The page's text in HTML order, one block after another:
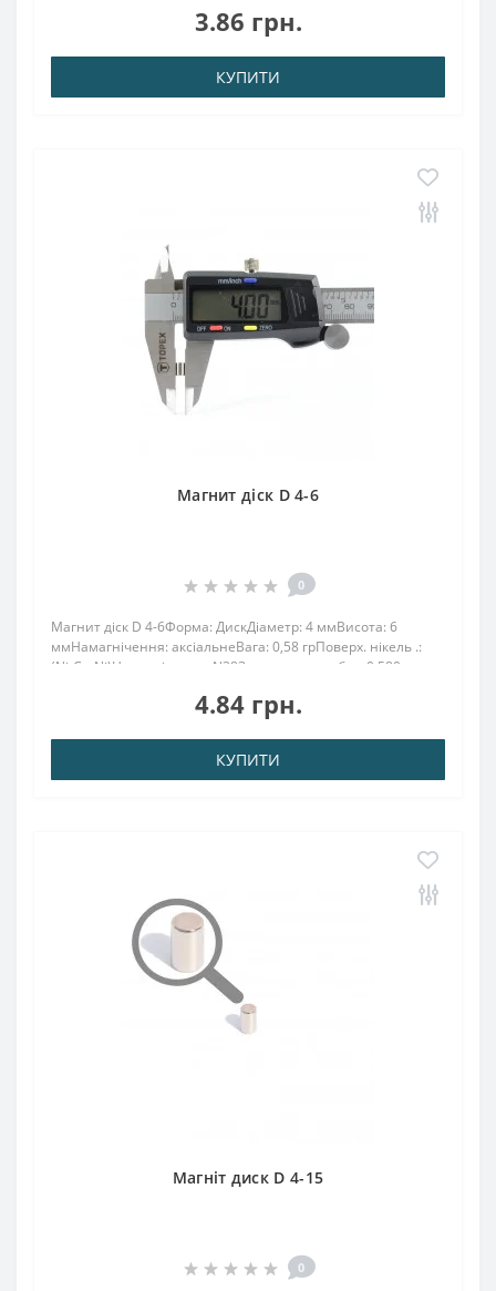
диск 4х4 мм тримає металеві реч..
3.86 грн.
КУПИТИ
Магнит діск D 4-6
0
Магнит діск D 4-6Форма: ДискДіаметр: 4 ммВисота: 6
ммНамагнічення: аксіальнеВага: 0,58 грПоверх. нікель .:
(Ni-Cu-Ni)Намагнічення: N38Зчеплення прибл .: 0.580
4х6 має силу зчеплення, яка ут..
4.84 грн.
КУПИТИ
Магніт диск D 4-15
0